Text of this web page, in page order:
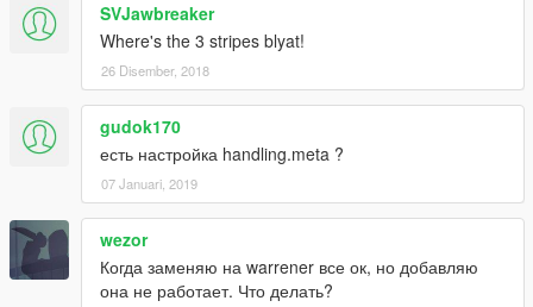
SVJawbreaker
Where's the 3 stripes blyat!
26 Disember, 2018
gudok170
есть настройка handling.meta ?
07 Januari, 2019
wezor
Когда заменяю на warrener все ок, но добавляю
она не работает. Что делать?